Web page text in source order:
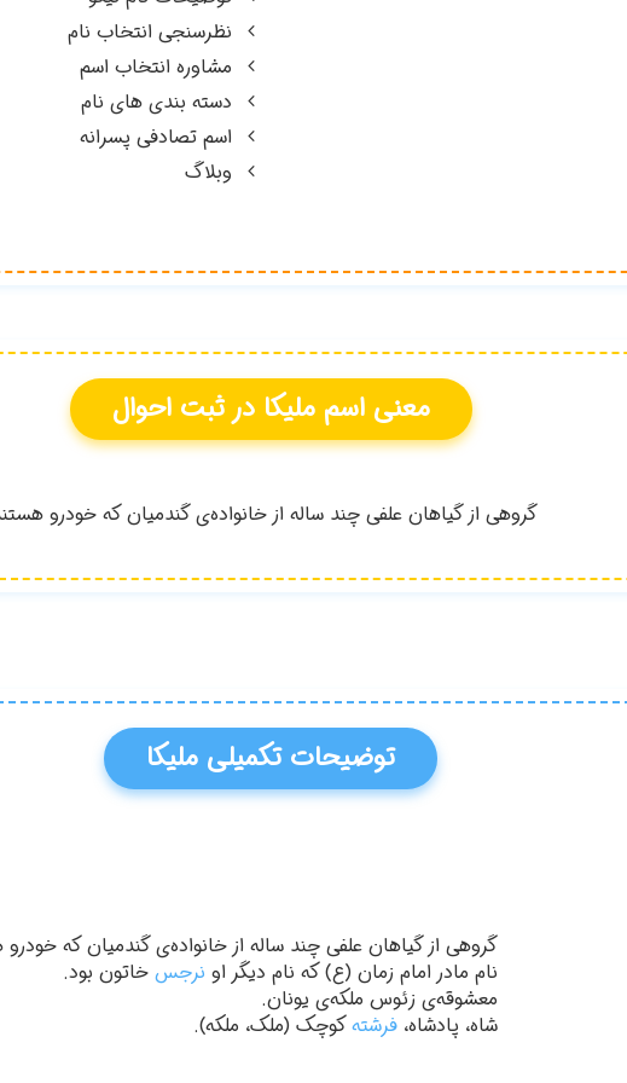
نظرسنجی انتخاب نام
مشاوره انتخاب اسم
دسته بندی های نام
اسم تصادفی پسرانه
وبلاگ
معنی اسمملیکا در ثبت احوال
گروهي از گياهان علفي چند ساله از خانواده‌ي گندميان كه خودرو
توضیحات تکمیلی ملیکا
گروهی از گیاهان علفی چند ساله از خانواده‌ی گندمیان که
نام مادر امام زمان (ع) که نام دیگر او نرجس خاتون بود.
معشوقه‌ی زئوس ملکه‌ی یونان.
شاه، پادشاه،فرشتهکوچک (ملک، ملکه).